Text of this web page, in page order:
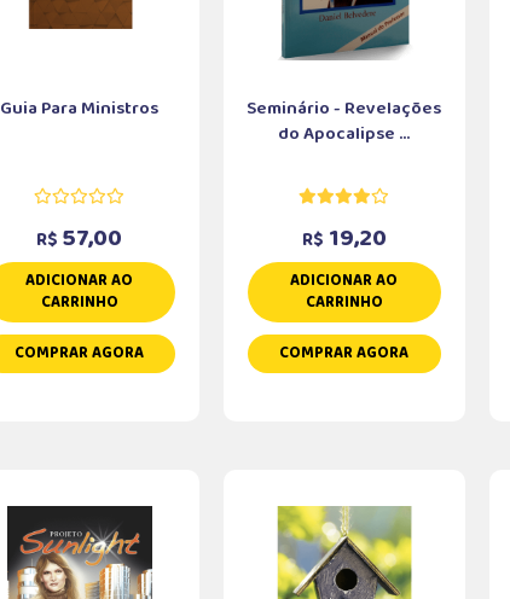
Guia Para Ministros
R$ 57,00
ADICIONAR AO
CARRINHO
COMPRAR AGORA
Seminário - Revelações
do Apocalipse ...
R$ 19,20
ADICIONAR AO
CARRINHO
COMPRAR AGORA